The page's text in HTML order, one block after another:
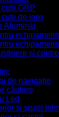
GRP
cutii de inox
Aluminiu
și control
de navigație
căutare
Led
și spatii